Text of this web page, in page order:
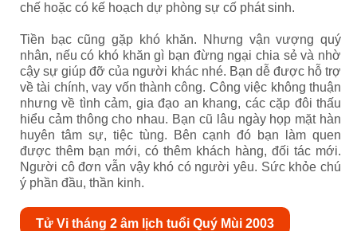
chế hoặc có kế hoạch dự phòng sự cố phát sinh.
Tiền bạc cũng gặp khó khăn. Nhưng vận vượng quý
nhân, nếu có khó khăn gì bạn đừng ngại chia sẻ và nhờ
cậy sự giúp đỡ của người khác nhé. Bạn dễ được hỗ trợ
về tài chính, vay vốn thành công. Công việc không thuận
nhưng về tình cảm, gia đạo an khang, các cặp đôi thấu
hiểu cảm thông cho nhau. Bạn cũ lâu ngày họp mặt hàn
huyên tâm sự, tiệc tùng. Bên cạnh đó bạn làm quen
được thêm bạn mới, có thêm khách hàng, đối tác mới.
Người cô đơn vẫn vậy khó có người yêu. Sức khỏe chú
ý phần đầu, thần kinh.
Tử Vi tháng 2 âm lịch tuổi Quý Mùi 2003